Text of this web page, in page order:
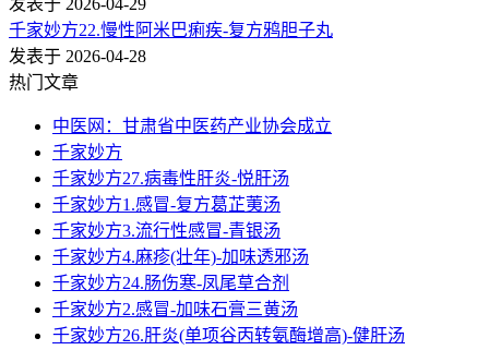
千家妙方22.慢性阿米巴痢疾-复方鸦胆子丸
发表于 2026-04-28
热门文章
中医网：甘肃省中医药产业协会成立
千家妙方
千家妙方27.病毒性肝炎-悦肝汤
千家妙方1.感冒-复方葛芷荑汤
千家妙方3.流行性感冒-青银汤
千家妙方4.麻疹(壮年)-加味透邪汤
千家妙方24.肠伤寒-凤尾草合剂
千家妙方2.感冒-加味石膏三黄汤
千家妙方26.肝炎(单项谷丙转氨酶增高)-健肝汤